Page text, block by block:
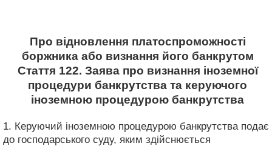
Про відновлення платоспроможності
боржника або визнання його банкрутом
Стаття 122. Заява про визнання іноземної
процедури банкрутства та керуючого
іноземною процедурою банкрутства
1. Керуючий іноземною процедурою банкрутства подає
до господарського суду, яким здійснюється